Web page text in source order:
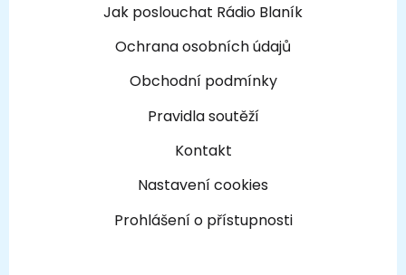
Jak poslouchat Rádio Blaník
Ochrana osobních údajů
Obchodní podmínky
Pravidla soutěží
Kontakt
Nastavení cookies
Prohlášení o přístupnosti